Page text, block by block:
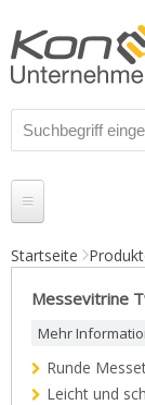
Messestände
% Angebote
Startseite
Messevitrine
Mehr
Runde
Leicht und